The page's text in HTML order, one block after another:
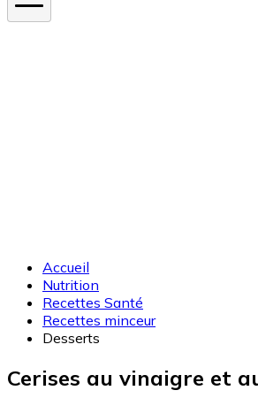
Accueil
Nutrition
Recettes Santé
Recettes minceur
Desserts
Cerises au vinaigre et